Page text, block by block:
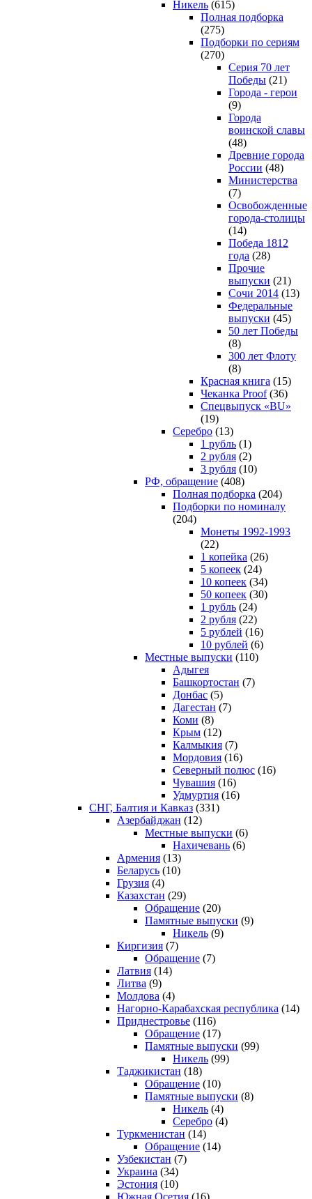
Никель (615)
Полная подборка
(275)
Подборки по сериям
(270)
Серия 70 лет
Победы (21)
Города - герои
(9)
Города
воинской славы
(48)
Древние города
России (48)
Министерства
(7)
Освобожденные
города-столицы
(14)
Победа 1812
года (28)
Прочие
выпуски (21)
Сочи 2014 (13)
Федеральные
выпуски (45)
50 лет Победы
(8)
300 лет Флоту
(8)
Красная книга (15)
Чеканка Proof(36)
Спецвыпуск «BU»
(19)
Серебро (13)
1 рубль (1)
2 рубля (2)
3 рубля (10)
РФ, обращение (408)
Полная подборка (204)
Подборки по номиналу
(204)
Монеты 1992-1993
(22)
1 копейка (26)
5 копеек (24)
10 копеек (34)
50 копеек (30)
1 рубль (24)
2 рубля (22)
5 рублей (16)
10 рублей (6)
Местные выпуски (110)
Адыгея
Башкортостан (7)
Донбас (5)
Дагестан (7)
Коми (8)
Крым (12)
Калмыкия (7)
Мордовия (16)
Северный полюс (16)
Чувашия (16)
Удмуртия (16)
СНГ, Балтия и Кавказ (331)
Азербайджан (12)
Местные выпуски (6)
Нахичевань (6)
Армения (13)
Беларусь (10)
Грузия (4)
Казахстан (29)
Обращение (20)
Памятные выпуски (9)
Никель (9)
Киргизия (7)
Обращение (7)
Латвия (14)
Литва (9)
Молдова (4)
Нагорно-Карабахская республика (14)
Приднестровье (116)
Обращение (17)
Памятные выпуски (99)
Никель (99)
Таджикистан (18)
Обращение (10)
Памятные выпуски (8)
Никель (4)
Серебро (4)
Туркменистан (14)
Обращение (14)
Узбекистан (7)
Украина (34)
Эстония (10)
Южная Осетия (16)